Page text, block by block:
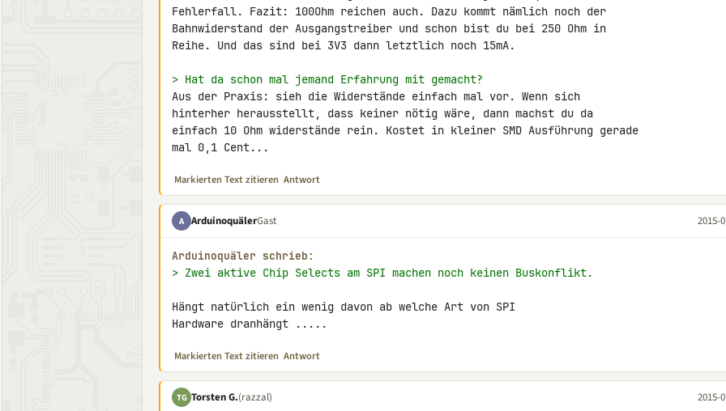
Fehlerfall. Fazit: 100Ohm reichen auch. Dazu kommt nämlich noch der
Bahnwiderstand der Ausgangstreiber und schon bist du bei 250 Ohm in
Reihe. Und das sind bei 3V3 dann letztlich noch 15mA.
> Hat da schon mal jemand Erfahrung mit gemacht?
Aus der Praxis: sieh die Widerstände einfach mal vor. Wenn sich
hinterher herausstellt, dass keiner nötig wäre, dann machst du da
einfach 10 Ohm widerstände rein. Kostet in kleiner SMD Ausführung gerade
mal 0,1 Cent...
Markierten Text zitieren Antwort
A ArduinoquälerGast 2015-
Arduinoquäler schrieb:
> Zwei aktive Chip Selects am SPI machen noch keinen Buskonflikt.
Hängt natürlich ein wenig davon ab welche Art von SPI
Hardware dranhängt .....
Markierten Text zitieren Antwort
TG Torsten G.(razzal) 2015-